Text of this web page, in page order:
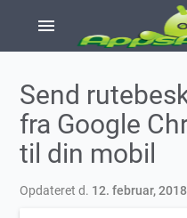
menu
Send
fra Google
til din mobil
Opdateret d. 12. februar, 2018